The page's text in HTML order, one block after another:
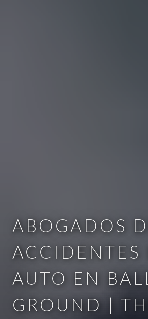
ABOGADOS
ACCIDENTES
AUTO EN
GROUND |